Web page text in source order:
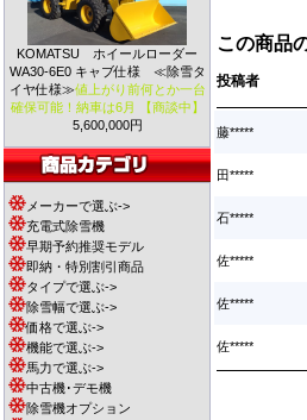
KOMATSU ホイールローダー
WA30-6E0 キャブ仕様 ≪除雪タ
イヤ仕様≫値上がり前何とか一台
確保可能！納車は6月 【商談中】
5,600,000円
メーカーで選ぶ->
充電式除雪機
早期予約推奨モデル
即納・特別割引商品
タイプで選ぶ->
除雪幅で選ぶ->
価格で選ぶ->
機能で選ぶ->
馬力で選ぶ->
中古機･デモ機
除雪機オプション
この商品
投稿者
藤*****
田*****
石*****
佐*****
佐*****
佐*****